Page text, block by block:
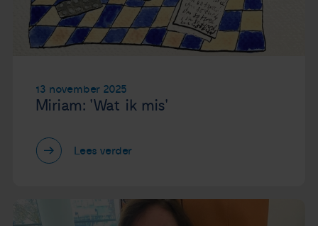
Nieuws
Over ons
Zorgverleners
13 november 2025
Miriam: 'Wat ik mis'
Lees verder